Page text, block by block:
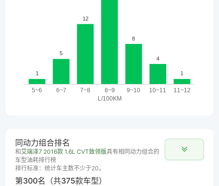
同动力组合排名
和艾瑞泽7 2016款 1.6L CVT致领版具有相同动力组合的
车型油耗排行榜
排行标准：统计车主数不少于20。
第300名（共375款车型）